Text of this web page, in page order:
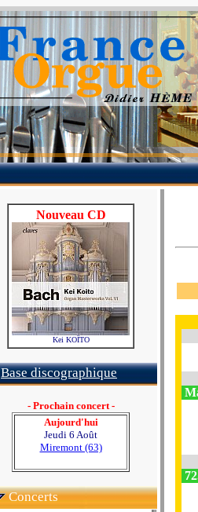
Nouveau CD
Kei KOÏTO
Base discographique
- Prochain concert -
Aujourd'hui
Jeudi 6 Août
Miremont (63)
Concerts